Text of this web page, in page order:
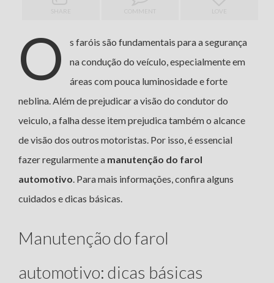
SHARE COMMENT
O
s faróis são fundamentais para a segurança
na condução do veículo, especialmente em
áreas com pouca luminosidade e forte
neblina. Além de prejudicar a visão do condutor do
veiculo, a falha desse item prejudica também o alcance
de visão dos outros motoristas. Por isso, é essencial
fazer regularmente a manutenção do farol
automotivo. Para mais informações, confira alguns
cuidados e dicas básicas.
Manutenção do farol
automotivo: dicas básicas